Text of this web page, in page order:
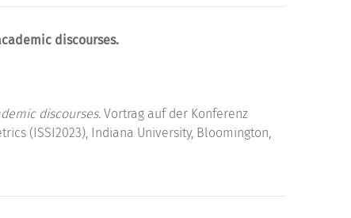
discourses.
discourses. Vortrag auf der Konferenz
(ISSI2023), Indiana University, Bloomington,